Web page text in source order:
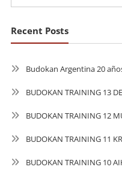
Recent Posts
Budokan Argentina 20
BUDOKAN TRAINING 13
BUDOKAN TRAINING 12
BUDOKAN TRAINING 11
BUDOKAN TRAINING 10